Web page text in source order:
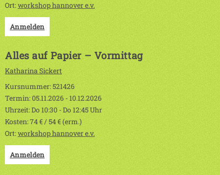
Ort:workshop hannover e.v.
Anmelden
Alles auf Papier – Vormittag
Katharina Sickert
Kursnummer: 521426
Termin: 05.11.2026 - 10.12.2026
Uhrzeit: Do 10:30 - Do 12:45 Uhr
Kosten: 74 € / 54 € (erm.)
Ort:workshop hannover e.v.
Anmelden